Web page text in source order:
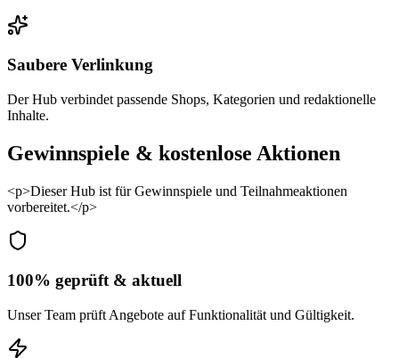
Saubere Verlinkung
Der Hub verbindet passende Shops, Kategorien und redaktionelle
Inhalte.
Gewinnspiele & kostenlose Aktionen
<p>Dieser Hub ist für Gewinnspiele und Teilnahmeaktionen
vorbereitet.</p>
100% geprüft & aktuell
Unser Team prüft Angebote auf Funktionalität und Gültigkeit.